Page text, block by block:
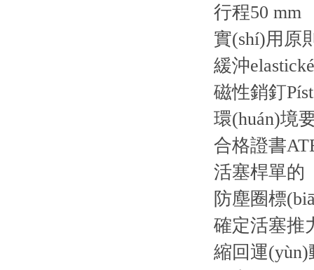
行程50 mm
實(shí)用原
緩沖
磁性銷釘
環(huán)境
合格證書
活塞桿單的
防塵圈標
確定活塞推
縮回運(yùn)